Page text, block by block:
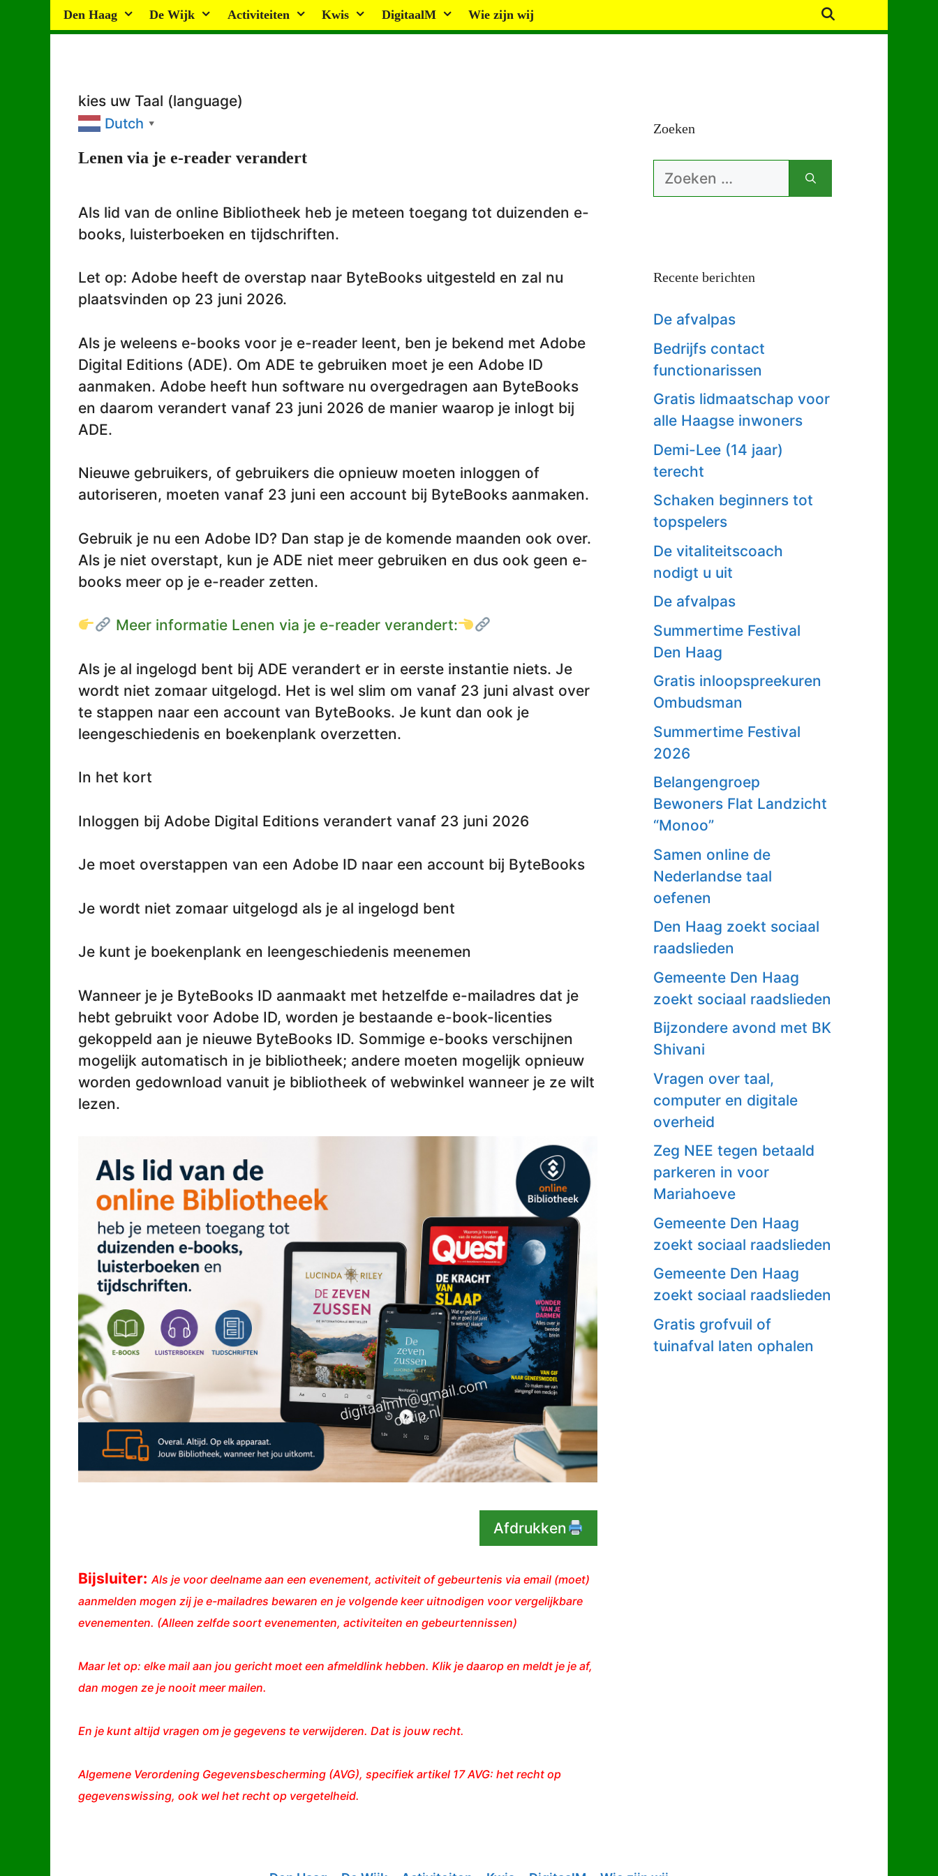
Den Haag De Wijk Activiteiten Kwis DigitaalM Wie zijn wij
kies uw Taal (language)
Dutch ▼
Lenen via je e-reader verandert
Als lid van de online Bibliotheek heb je meteen toegang tot duizenden e-
books, luisterboeken en tijdschriften.
Let op: Adobe heeft de overstap naar ByteBooks uitgesteld en zal nu
plaatsvinden op 23 juni 2026.
Als je weleens e-books voor je e-reader leent, ben je bekend met Adobe
Digital Editions (ADE). Om ADE te gebruiken moet je een Adobe ID
aanmaken. Adobe heeft hun software nu overgedragen aan ByteBooks
en daarom verandert vanaf 23 juni 2026 de manier waarop je inlogt bij
ADE.
Nieuwe gebruikers, of gebruikers die opnieuw moeten inloggen of
autoriseren, moeten vanaf 23 juni een account bij ByteBooks aanmaken.
Gebruik je nu een Adobe ID? Dan stap je de komende maanden ook over.
Als je niet overstapt, kun je ADE niet meer gebruiken en dus ook geen e-
books meer op je e-reader zetten.
Meer informatie Lenen via je e-reader verandert:
Als je al ingelogd bent bij ADE verandert er in eerste instantie niets. Je
wordt niet zomaar uitgelogd. Het is wel slim om vanaf 23 juni alvast over
te stappen naar een account van ByteBooks. Je kunt dan ook je
leengeschiedenis en boekenplank overzetten.
In het kort
Inloggen bij Adobe Digital Editions verandert vanaf 23 juni 2026
Je moet overstappen van een Adobe ID naar een account bij ByteBooks
Je wordt niet zomaar uitgelogd als je al ingelogd bent
Je kunt je boekenplank en leengeschiedenis meenemen
Wanneer je je ByteBooks ID aanmaakt met hetzelfde e-mailadres dat je
hebt gebruikt voor Adobe ID, worden je bestaande e-book-licenties
gekoppeld aan je nieuwe ByteBooks ID. Sommige e-books verschijnen
mogelijk automatisch in je bibliotheek; andere moeten mogelijk opnieuw
worden gedownload vanuit je bibliotheek of webwinkel wanneer je ze wilt
lezen.
Afdrukken
Bijsluiter: Als je voor deelname aan een evenement, activiteit of gebeurtenis via email (moet)
aanmelden mogen zij je e-mailadres bewaren en je volgende keer uitnodigen voor vergelijkbare
evenementen. (Alleen zelfde soort evenementen, activiteiten en gebeurtennissen)
Maar let op: elke mail aan jou gericht moet een afmeldlink hebben. Klik je daarop en meldt je je af,
dan mogen ze je nooit meer mailen.
En je kunt altijd vragen om je gegevens te verwijderen. Dat is jouw recht.
Algemene Verordening Gegevensbescherming (AVG), specifiek artikel 17 AVG: het recht op
gegevenswissing, ook wel het recht op vergetelheid.
Zoeken
Zoek
naar:
Recente berichten
De afvalpas
Bedrijfs contact
functionarissen
Gratis lidmaatschap voor
alle Haagse inwoners
Demi-Lee (14 jaar)
terecht
Schaken beginners tot
topspelers
De vitaliteitscoach
nodigt u uit
De afvalpas
Summertime Festival
Den Haag
Gratis inloopspreekuren
Ombudsman
Summertime Festival
2026
Belangengroep
Bewoners Flat Landzicht
“Monoo”
Samen online de
Nederlandse taal
oefenen
Den Haag zoekt sociaal
raadslieden
Gemeente Den Haag
zoekt sociaal raadslieden
Bijzondere avond met BK
Shivani
Vragen over taal,
computer en digitale
overheid
Zeg NEE tegen betaald
parkeren in voor
Mariahoeve
Gemeente Den Haag
zoekt sociaal raadslieden
Gemeente Den Haag
zoekt sociaal raadslieden
Gratis grofvuil of
tuinafval laten ophalen